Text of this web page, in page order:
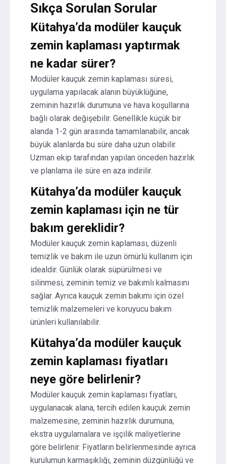
Sıkça Sorulan Sorular
Kütahya’da modüler kauçuk
zemin kaplaması yaptırmak
ne kadar sürer?
Modüler kauçuk zemin kaplaması süresi,
uygulama yapılacak alanın büyüklüğüne,
zeminin hazırlık durumuna ve hava koşullarına
bağlı olarak değişebilir. Genellikle küçük bir
alanda 1-2 gün arasında tamamlanabilir, ancak
büyük alanlarda bu süre daha uzun olabilir.
Uzman ekip tarafından yapılan önceden hazırlık
ve planlama ile süre en aza indirilir.
Kütahya’da modüler kauçuk
zemin kaplaması için ne tür
bakım gereklidir?
Modüler kauçuk zemin kaplaması, düzenli
temizlik ve bakım ile uzun ömürlü kullanım için
idealdir. Günlük olarak süpürülmesi ve
silinmesi, zeminin temiz ve bakımlı kalmasını
sağlar. Ayrıca kauçuk zemin bakımı için özel
temizlik malzemeleri ve koruyucu bakım
ürünleri kullanılabilir.
Kütahya’da modüler kauçuk
zemin kaplaması fiyatları
neye göre belirlenir?
Modüler kauçuk zemin kaplaması fiyatları,
uygulanacak alana, tercih edilen kauçuk zemin
malzemesine, zeminin hazırlık durumuna,
ekstra uygulamalara ve işçilik maliyetlerine
göre belirlenir. Fiyatların belirlenmesinde ayrıca
kurulumun karmaşıklığı, zeminin düzgünlüğü ve